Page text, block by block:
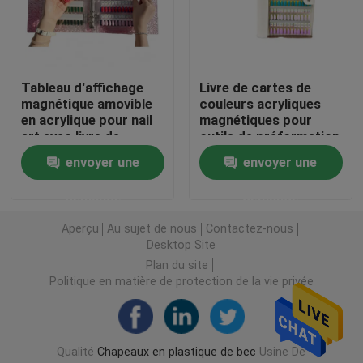
Bouchon de poche à bec
Spatule cosmétique
Pochettes debout à bec
Faux Ongles Conseils
pots cosmétiques en plastique
sac d'emballage de café
Tableau d'affichage
magnétique amovible
en acrylique pour nail
art avec livre de
couleurs dégradées
de 120/180/240
couleurs, outil en
ongles
envoyer une
Livre de cartes de
couleurs acryliques
magnétiques pour
outils de préformation
d'art des ongles pour
créer des styles avec
échantillon d'affichage
envoyer une
Aperçu Au sujet de nous
Contactez-nous
Desktop Site
Plan du site
Politique en matière de protection de la vie privée
Qualité Chapeaux en plastique de bec Usine De